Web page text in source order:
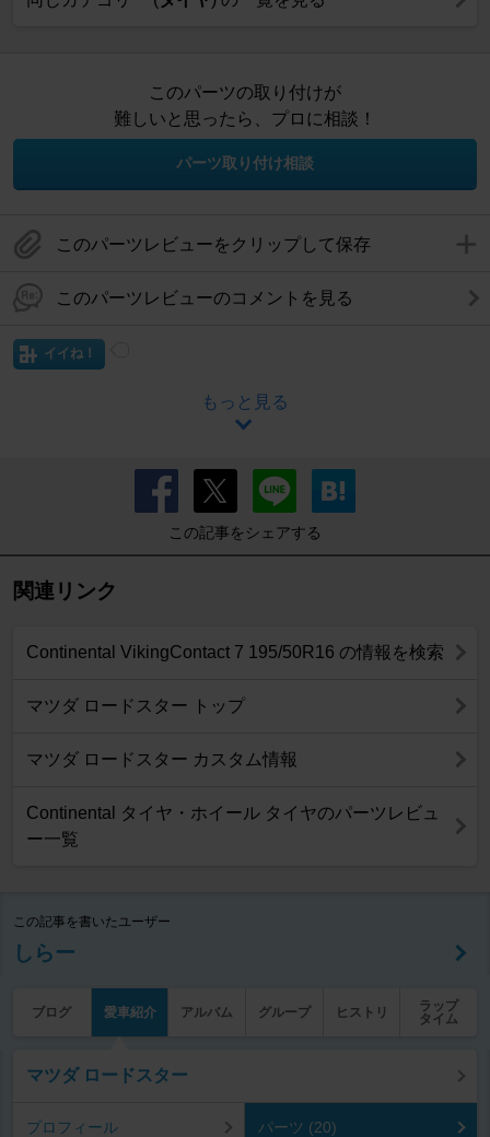
このパーツの取り付けが
難しいと思ったら、プロに相談！
パーツ取り付け相談
このパーツレビューをクリップして保存
このパーツレビューのコメントを見る
イイね！
もっと見る
この記事をシェアする
関連リンク
Continental VikingContact 7 195/50R16 の情報を検索
マツダ ロードスター トップ
マツダ ロードスター カスタム情報
Continental タイヤ・ホイール タイヤのパーツレビュ
ー一覧
この記事を書いたユーザー
しらー
ブログ 愛車紹介 アルバム グループ ヒストリ
ラップ
タイム
マツダ ロードスター
プロフィール パーツ (20)